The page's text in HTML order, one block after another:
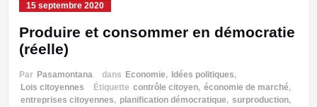
15 septembre 2020
Produire et consommer en démocratie
(réelle)
Par Pasamontana dans Economie, Idées politiques,
Lois citoyennes
Étiquette contrôle citoyen, économie de marché,
entreprises citoyennes, planification démocratique, surproduction,